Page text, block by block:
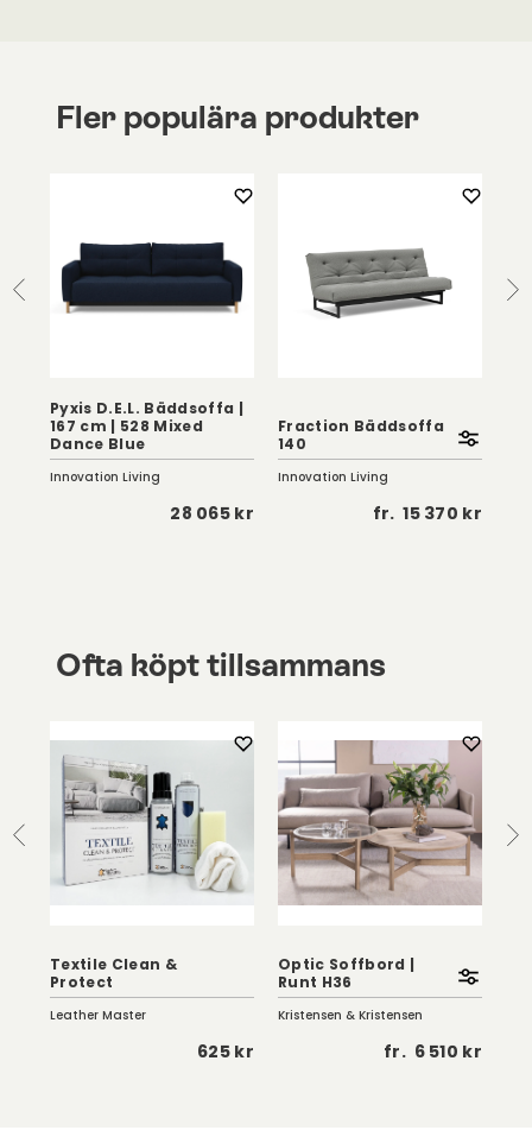
Fler populära produkter
Pyxis D.E.L. Bäddsoffa |
167 cm | 528 Mixed
Dance Blue
Innovation Living
28 065 kr
Fraction Bäddsoffa
140
Innovation Living
fr. 15 370 kr
Ofta köpt tillsammans
Textile Clean &
Protect
Leather Master
625 kr
Optic Soffbord |
Runt H36
Kristensen & Kristensen
fr. 6 510 kr